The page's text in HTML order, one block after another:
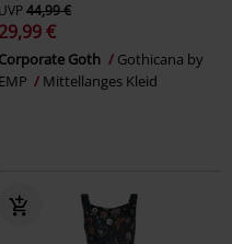
UVP44,99 €
29,99 €
Corporate Goth
Gothicana by
EMP
Mittellanges Kleid